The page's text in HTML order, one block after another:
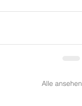
Alle ansehen